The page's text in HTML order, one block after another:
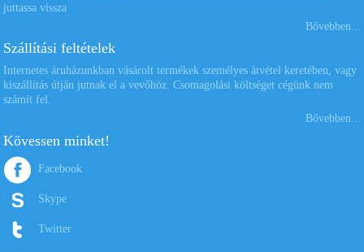
juttassa vissza
Bővebben...
Szállítási feltételek
Internetes áruházunkban vásárolt termékek személyes átvétel keretében, vagy
kiszállítás útján jutnak el a vevőhöz. Csomagolási költséget cégünk nem
számít fel.
Bővebben...
Kövessen minket!
Facebook
Skype
Twitter